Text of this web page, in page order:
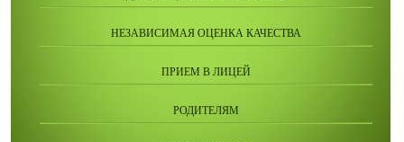
НЕЗАВИСИМАЯ ОЦЕНКА КАЧЕСТВА
ПРИЕМ В ЛИЦЕЙ
РОДИТЕЛЯМ